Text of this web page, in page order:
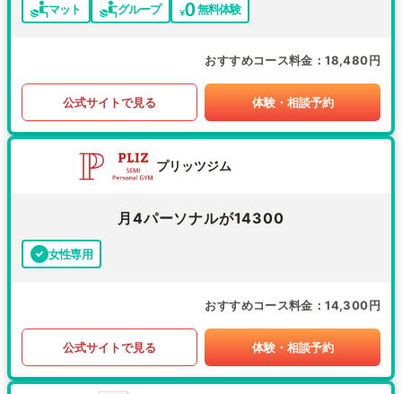
マット グループ 無料体験
おすすめコース料金 18,480円
公式サイトで見る 体験・相談予約
プリッツジム
月4パーソナルが14300
女性専用
おすすめコース料金 14,300円
公式サイトで見る 体験・相談予約